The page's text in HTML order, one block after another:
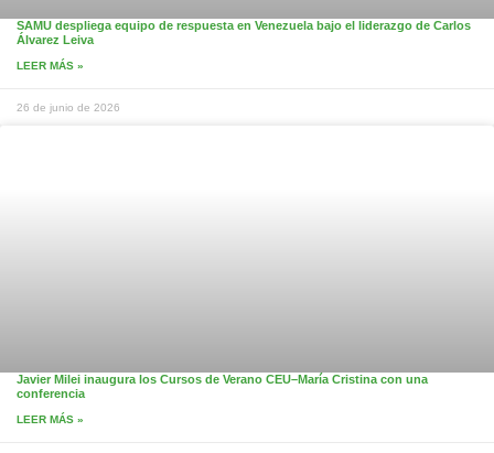
SAMU despliega equipo de respuesta en Venezuela bajo el liderazgo de Carlos
Álvarez Leiva
LEER MÁS »
26 de junio de 2026
Javier Milei inaugura los Cursos de Verano CEU–María Cristina con una
conferencia
LEER MÁS »